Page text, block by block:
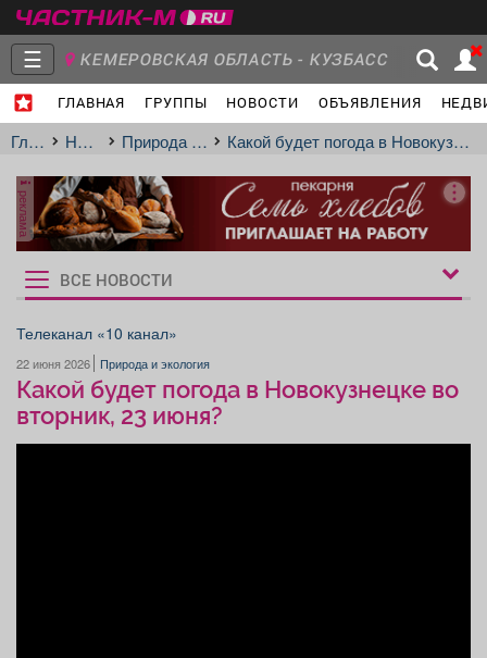
☰ КЕМЕРОВСКАЯ ОБЛАСТЬ - КУЗБАСС
ГЛАВНАЯ ГРУППЫ НОВОСТИ ОБЪЯВЛЕНИЯ
Главная
Группы Новости
Объявления Недвижимость Услуги
Работа
Главная Новости Природа и экология Какой будет погода в Новокузнецке во вторник, 23 июня?
реклама
Рукбрики
новостей
ВСЕ НОВОСТИ
Телеканал «10 канал»
22 июня 2026 Природа и экология
Какой будет погода в Новокузнецке во
вторник, 23 июня?